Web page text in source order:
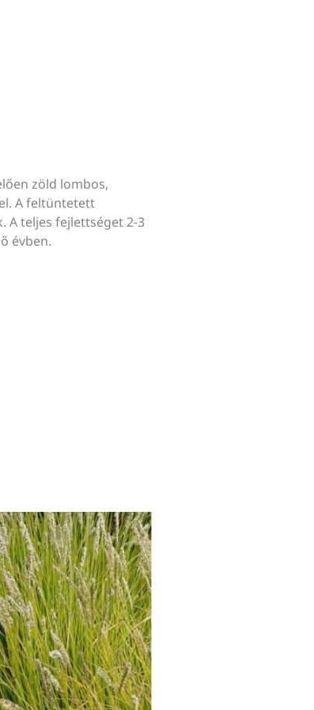
zöld lombos,
A feltüntetett
A teljes fejlettséget 2-3
évben.